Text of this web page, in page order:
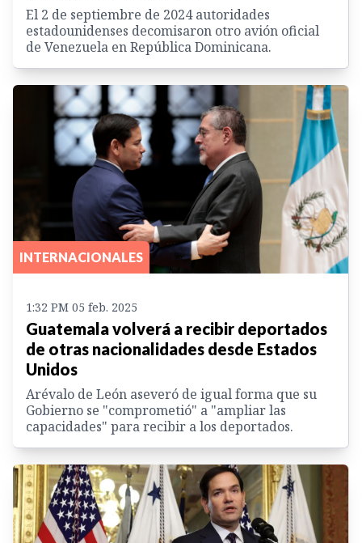
El 2 de septiembre de 2024 autoridades
estadounidenses decomisaron otro avión oficial
de Venezuela en República Dominicana.
INTERNACIONALES
1:32 PM 05 feb. 2025
Guatemala volverá a recibir deportados
de otras nacionalidades desde Estados
Unidos
Arévalo de León aseveró de igual forma que su
Gobierno se "comprometió" a "ampliar las
capacidades" para recibir a los deportados.